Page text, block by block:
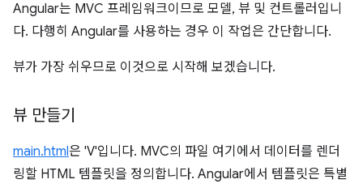
Angular는 MVC 프레임워크이므로 모델, 뷰 및 컨트롤러입니
다. 다행히 Angular를 사용하는 경우 이 작업은 간단합니다.
뷰가 가장 쉬우므로 이것으로 시작해 보겠습니다.
뷰 만들기
main.html은 'V'입니다. MVC의 파일 여기에서 데이터를 렌더
링할 HTML 템플릿을 정의합니다. Angular에서 템플릿은 특별